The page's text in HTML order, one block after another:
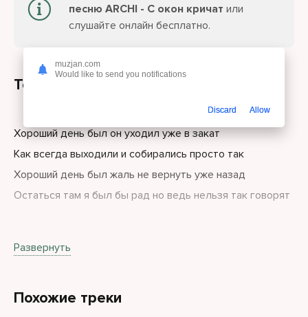
песню ARCHI - С окон кричат или
слушайте онлайн бесплатно.
Текст песни
Хороший день был он уходил уже в закат
Как всегда выходили и собирались просто так
Хороший день был жаль не вернуть уже назад
Остаться там я был бы рад но ведь нельзя так говорят
Играю песню на гитаре тебе очень нравится
Но все не так окажется
Развернуть
Похожие треки
muzjan.com
Would like to send you notifications
Discard Allow